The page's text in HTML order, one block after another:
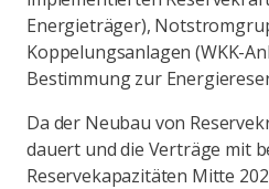
Energieträger),
Koppelungsanlagen (WKK-
Bestimmung zur
Da der Neubau von
dauert und die Verträge mit
Reservekapazitäten Mitte